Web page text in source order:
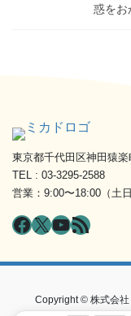
惑を
東京都千代田区神田猿楽
TEL : 03-3295-2588
営業：9:00〜18:00（土
Facebook
X YouTube
RSS フィード
Copyright © 株式会社